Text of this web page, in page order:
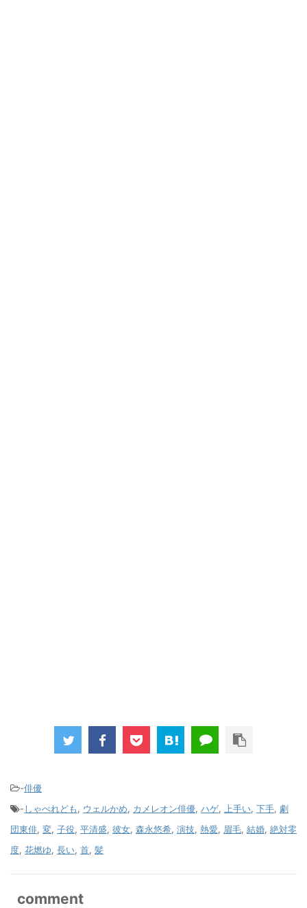
-俳優
-しゃべれども, ウェルかめ, カメレオン俳優, ハゲ, 上手い, 下手, 劇
団東俳, 変, 子役, 平清盛, 彼女, 森永悠希, 演技, 熱愛, 眉毛, 結婚, 絶対零
度, 花燃ゆ, 長い, 首, 髪
comment